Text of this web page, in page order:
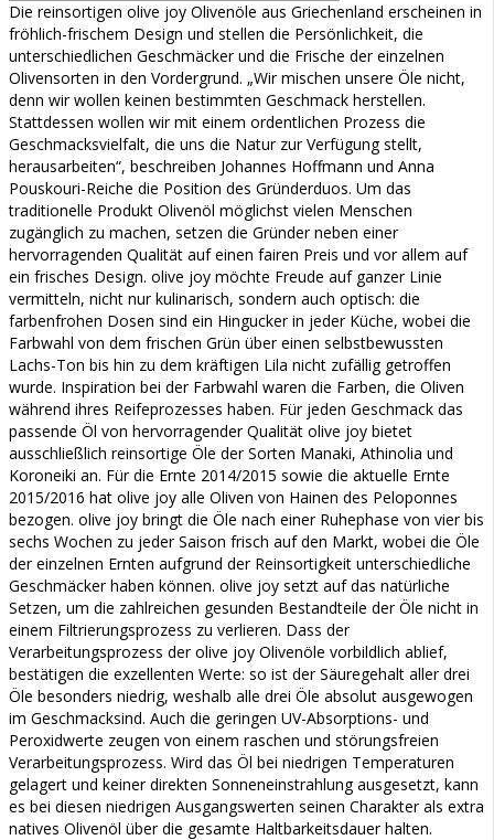
Die reinsortigen olive joy Olivenöle aus Griechenland erscheinen in
fröhlich-frischem Design und stellen die Persönlichkeit, die
unterschiedlichen Geschmäcker und die Frische der einzelnen
Olivensorten in den Vordergrund. „Wir mischen unsere Öle nicht,
denn wir wollen keinen bestimmten Geschmack herstellen.
Stattdessen wollen wir mit einem ordentlichen Prozess die
Geschmacksvielfalt, die uns die Natur zur Verfügung stellt,
herausarbeiten“, beschreiben Johannes Hoffmann und Anna
Pouskouri-Reiche die Position des Gründerduos. Um das
traditionelle Produkt Olivenöl möglichst vielen Menschen
zugänglich zu machen, setzen die Gründer neben einer
hervorragenden Qualität auf einen fairen Preis und vor allem auf
ein frisches Design. olive joy möchte Freude auf ganzer Linie
vermitteln, nicht nur kulinarisch, sondern auch optisch: die
farbenfrohen Dosen sind ein Hingucker in jeder Küche, wobei die
Farbwahl von dem frischen Grün über einen selbstbewussten
Lachs-Ton bis hin zu dem kräftigen Lila nicht zufällig getroffen
wurde. Inspiration bei der Farbwahl waren die Farben, die Oliven
während ihres Reifeprozesses haben. Für jeden Geschmack das
passende Öl von hervorragender Qualität olive joy bietet
ausschließlich reinsortige Öle der Sorten Manaki, Athinolia und
Koroneiki an. Für die Ernte 2014/2015 sowie die aktuelle Ernte
2015/2016 hat olive joy alle Oliven von Hainen des Peloponnes
bezogen. olive joy bringt die Öle nach einer Ruhephase von vier bis
sechs Wochen zu jeder Saison frisch auf den Markt, wobei die Öle
der einzelnen Ernten aufgrund der Reinsortigkeit unterschiedliche
Geschmäcker haben können. olive joy setzt auf das natürliche
Setzen, um die zahlreichen gesunden Bestandteile der Öle nicht in
einem Filtrierungsprozess zu verlieren. Dass der
Verarbeitungsprozess der olive joy Olivenöle vorbildlich ablief,
bestätigen die exzellenten Werte: so ist der Säuregehalt aller drei
Öle besonders niedrig, weshalb alle drei Öle absolut ausgewogen
im Geschmacksind. Auch die geringen UV-Absorptions- und
Peroxidwerte zeugen von einem raschen und störungsfreien
Verarbeitungsprozess. Wird das Öl bei niedrigen Temperaturen
gelagert und keiner direkten Sonneneinstrahlung ausgesetzt, kann
es bei diesen niedrigen Ausgangswerten seinen Charakter als extra
natives Olivenöl über die gesamte Haltbarkeitsdauer halten.